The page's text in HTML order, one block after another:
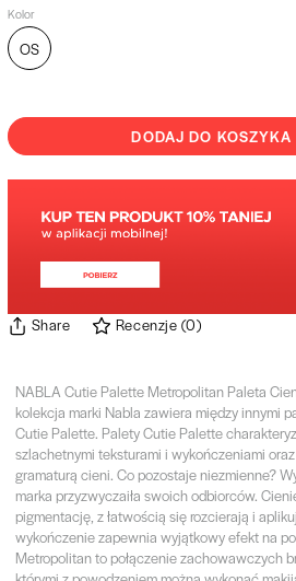
Kolor
OS
DODAJ DO KOSZYKA
Share Recenzje (0)
NABLA Cutie Palette Metropolitan Paleta
kolekcja marki Nabla zawiera między innymi
Cutie Palette. Palety Cutie Palette
szlachetnymi teksturami i wykończeniami
gramaturą cieni. Co pozostaje niezmienne?
marka przyzwyczaiła swoich odbiorców.
pigmentację, z łatwością się rozcierają i
wykończenie zapewnia wyjątkowy efekt na
Metropolitan to połączenie zachowawczych